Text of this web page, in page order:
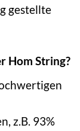
gestellte
Hom String?
z.B. 93%